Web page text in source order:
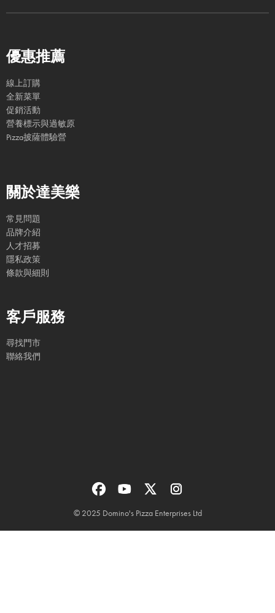
優惠推薦
線上訂購
全新菜單
促銷活動
營養標示與過敏原
Pizza披薩體驗營
關於達美樂
常見問題
品牌介紹
人才招募
隱私政策
條款與細則
客戶服務
尋找門市
聯絡我們
© 2025 Domino's Pizza Enterprises Ltd